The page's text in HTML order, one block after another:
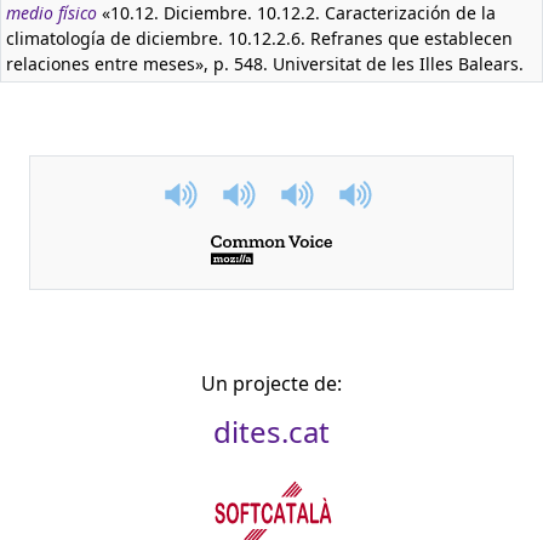
medio físico «10.12. Diciembre. 10.12.2. Caracterización de la
climatología de diciembre. 10.12.2.6. Refranes que establecen
relaciones entre meses», p. 548. Universitat de les Illes Balears.
Un projecte de:
dites.cat